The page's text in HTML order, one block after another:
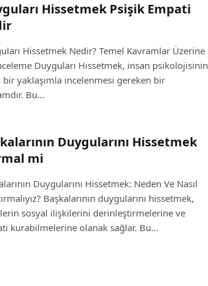
Hissetmek Psişik Empati
Hissetmek Nedir? Temel Kavramlar Üzerine
Duyguları Hissetmek, insan psikolojisinin
bir yaklaşımla incelenmesi gereken bir
Bu…
Duygularını Hissetmek
mi
Duygularını Hissetmek: Neden Ve Nasıl
Başkalarının duygularını hissetmek,
sosyal ilişkilerini derinleştirmelerine ve
kurabilmelerine olanak sağlar. Bu…